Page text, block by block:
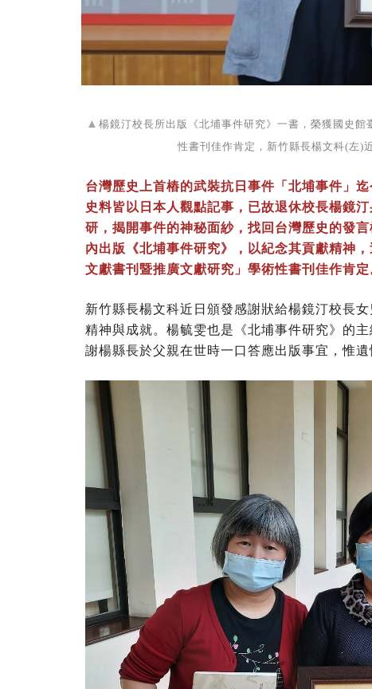
▲ 楊鏡汀校長所出版《北埔事件研究》一書，榮獲國史
性書刊佳作肯定，新竹縣長楊文科(左)
台灣歷史上首樁的武裝抗日事件「北埔事件」
史料皆以日本人觀點記事，已故退休校長楊鏡
研，揭開事件的神秘面紗，找回台灣歷史的發
內出版《北埔事件研究》，以紀念其貢獻精神
文獻書刊暨推廣文獻研究」學術性書刊佳作肯定
新竹縣長楊文科近日頒發感謝狀給楊鏡汀校長
精神與成就。楊毓雯也是《北埔事件研究》的
謝楊縣長於父親在世時一口答應出版事宜，惟